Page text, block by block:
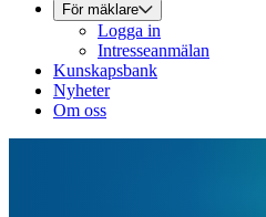
För mäklare
Logga in
Intresseanmälan
Kunskapsbank
Nyheter
Om oss